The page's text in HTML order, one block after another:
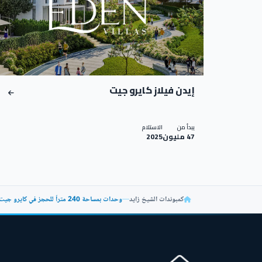
إيدن فيلاز كايرو جيت
يبدأ من
47 مليون
الاستلام
2025
كمبوندات الشيخ زايد—وحدات بمساحة 240 متراً للحجز في كايرو جيت الشيخ زايد